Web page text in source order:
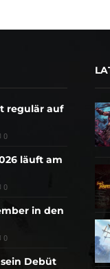
regulär auf
0
läuft am
0
in den
0
Debüt